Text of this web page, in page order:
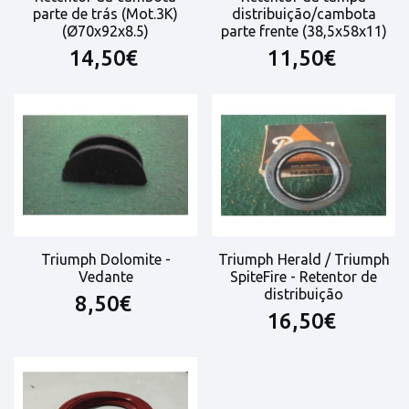
parte de trás (Mot.3K)
(Ø70x92x8.5)
14,50€
distribuição/cambota
parte frente (38,5x58x11)
11,50€
Triumph Dolomite -
Vedante
8,50€
Triumph Herald / Triumph
SpiteFire - Retentor de
distribuição
16,50€